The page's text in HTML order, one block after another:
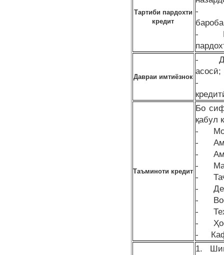
Тартиби пардохти
кредит
-
-
Давраи имтиёзнок
-
асосӣ;
-
Таъминоти кредит
Бо
қабул
-
-
-
-
-
-
-
-
-
-
1.